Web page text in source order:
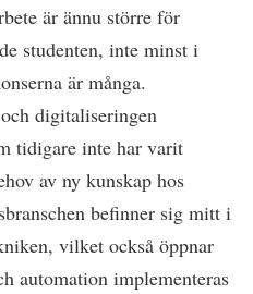
är ännu större för
studenten, inte minst i
är många.
digitaliseringen
tidigare inte har varit
av ny kunskap hos
befinner sig mitt i
vilket också öppnar
automation implementeras